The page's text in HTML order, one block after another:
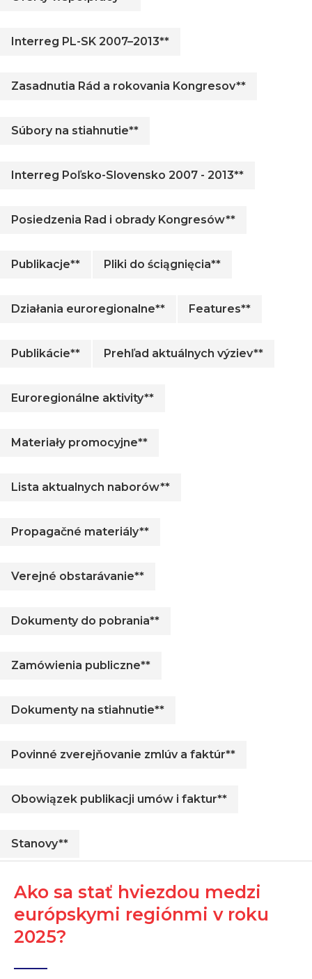
Interreg PL-SK 2007–2013**
Zasadnutia Rád a rokovania Kongresov**
Súbory na stiahnutie**
Interreg Poľsko-Slovensko 2007 - 2013**
Posiedzenia Rad i obrady Kongresów**
Publikacje** Pliki do ściągnięcia**
Działania euroregionalne** Features**
Publikácie** Prehľad aktuálnych výziev**
Euroregionálne aktivity**
Materiały promocyjne**
Lista aktualnych naborów**
Propagačné materiály**
Verejné obstarávanie**
Dokumenty do pobrania**
Zamówienia publiczne**
Dokumenty na stiahnutie**
Povinné zverejňovanie zmlúv a faktúr**
Obowiązek publikacji umów i faktur**
Stanovy**
Ako sa stať hviezdou medzi
európskymi regiónmi v roku
2025?